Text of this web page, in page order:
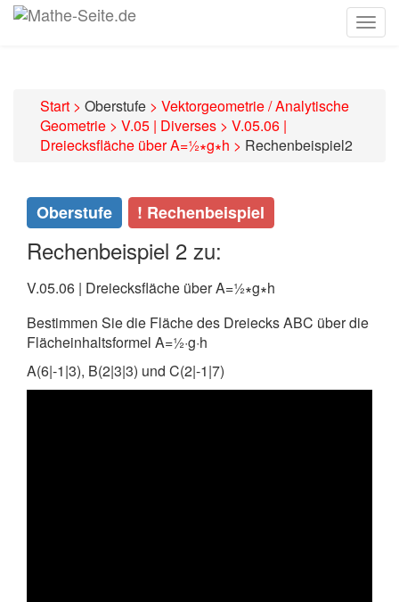
Start > Oberstufe > Vektorgeometrie / Analytische
Geometrie > V.05 | Diverses > V.05.06 |
Dreiecksfläche über A=½∗g∗h > Rechenbeispiel2
Oberstufe ! Rechenbeispiel
Rechenbeispiel 2 zu:
V.05.06 | Dreiecksfläche über A=½∗g∗h
Bestimmen Sie die Fläche des Dreiecks ABC über die
Flächeinhaltsformel A=½·g·h
A(6|-1|3), B(2|3|3) und C(2|-1|7)